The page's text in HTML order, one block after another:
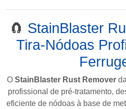
🧲 StainBlaster
Tira-Nódoas
O StainBlaster Rust Removerda
profissional de pré-tratamento,
eficiente de nódoas à base de